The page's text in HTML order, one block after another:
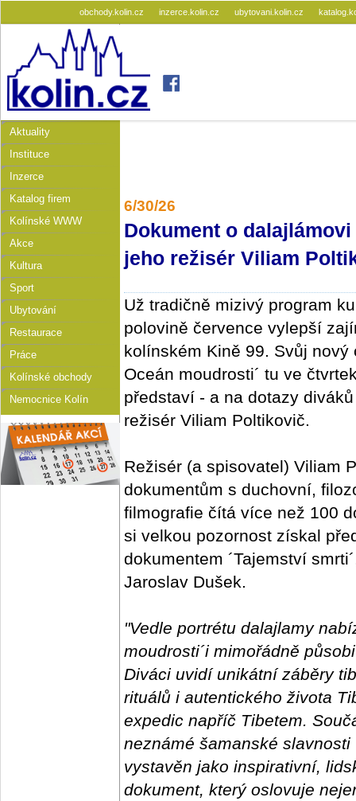
obchody.kolin.cz inzerce.kolin.cz ubytovani.kolin.cz
Aktuality
Instituce
Inzerce
Katalog firem
Kolínské WWW
Akce
Kultura
Sport
Ubytování
Restaurace
Práce
Kolínské obchody
Nemocnice Kolín
6/30/26
Dokument o
jeho režisér Viliam
Už tradičně mizivý program
polovině července vylepší
kolínském Kině 99. Svůj nový
Oceán moudrosti´ tu ve
představí - a na dotazy
režisér Viliam Poltikovič.
Režisér (a spisovatel) Viliam
dokumentům s duchovní,
filmografie čítá více než 100
si velkou pozornost získal
dokumentem ´Tajemství
Jaroslav Dušek.
"Vedle portrétu dalajlamy
moudrosti´i mimořádně
Diváci uvidí unikátní záběry
rituálů i autentického života
expedic napříč Tibetem.
neznámé šamanské
vystavěn jako inspirativní,
dokument, který oslovuje